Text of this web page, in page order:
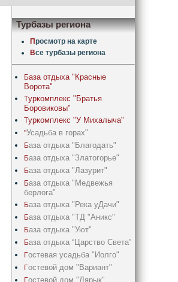
Турбазы региона
Просмотр на карте
Все турбазы региона
База отдыха "Красные
Ворота"
Туркомплекс "Братья
Боровиковы"
Туркомплекс "У Михалыча"
"Усадьба в горах"
База отдыха "Благодать"
База отдыха "Златогорье"
База отдыха "Лазурит"
База отдыха "Медвежья
берлога"
База отдыха "Река уДачи"
База отдыха "ТД "Аникс"
База отдыха "Уют"
База отдыха “Царство Света”
Гостевая усадьба "Иолго"
Гостевой дом "Вариант"
Гостевой дом "Дярык"